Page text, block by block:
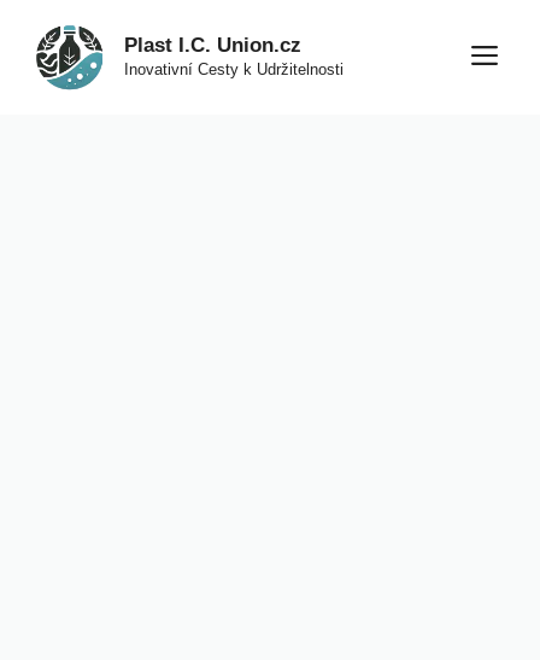
obsah
Plast I.C. Union.cz
Inovativní Cesty k Udržitelnosti